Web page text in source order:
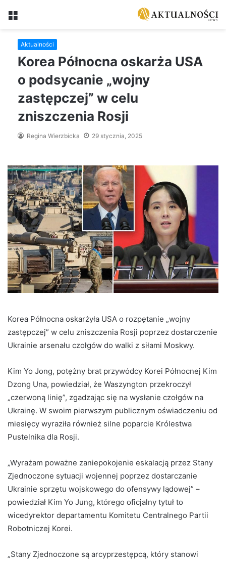
Menu
Aktualności
Korea Północna oskarża USA
o podsycanie „wojny
zastępczej” w celu
zniszczenia Rosji
Regina Wierzbicka 29 stycznia, 2025
Korea Północna oskarżyła USA o rozpętanie „wojny
zastępczej” w celu zniszczenia Rosji poprzez dostarczenie
Ukrainie arsenału czołgów do walki z siłami Moskwy.
Kim Yo Jong, potężny brat przywódcy Korei Północnej Kim
Dzong Una, powiedział, że Waszyngton przekroczył
„czerwoną linię”, zgadzając się na wysłanie czołgów na
Ukrainę. W swoim pierwszym publicznym oświadczeniu od
miesięcy wyraziła również silne poparcie Królestwa
Pustelnika dla Rosji.
„Wyrażam poważne zaniepokojenie eskalacją przez Stany
Zjednoczone sytuacji wojennej poprzez dostarczanie
Ukrainie sprzętu wojskowego do ofensywy lądowej” –
powiedział Kim Yo Jung, którego oficjalny tytuł to
wicedyrektor departamentu Komitetu Centralnego Partii
Robotniczej Korei.
„Stany Zjednoczone są arcyprzestępcą, który stanowi